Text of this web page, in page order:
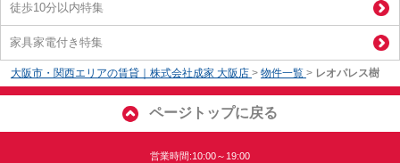
徒歩10分以内特集
家具家電付き特集
大阪市・関西エリアの賃貸｜株式会社成家 大阪店 > 物件一覧 > レオパレス樹
ページトップに戻る
営業時間:10:00～19:00